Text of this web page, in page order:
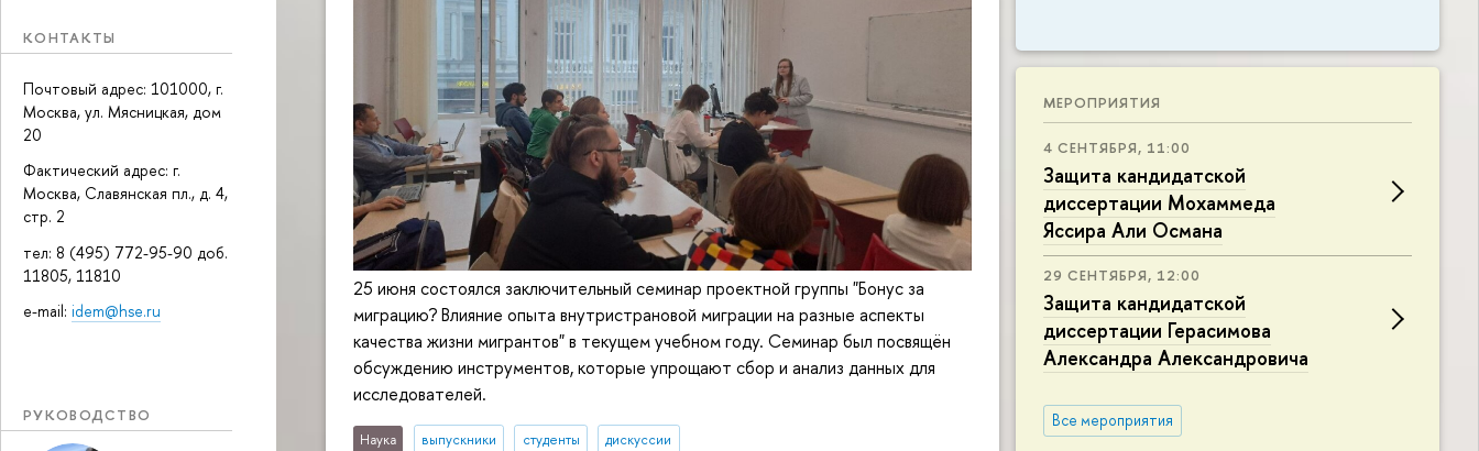
КОНТАКТЫ
Почтовый адрес: 101000, г.
Москва, ул. Мясницкая, дом
20
Фактический адрес: г.
Москва, Славянская пл., д. 4,
стр. 2
тел: 8 (495) 772-95-90 доб.
11805, 11810
e-mail: idem@hse.ru
РУКОВОДСТВО
МЕРОПРИЯТИЯ
4 СЕНТЯБРЯ, 11:00
Защита кандидатской
диссертации Мохаммеда
Яссира Али Османа
29 СЕНТЯБРЯ, 12:00
Защита кандидатской
диссертации Герасимова
Александра Александровича
Все мероприятия
25 июня состоялся заключительный семинар проектной группы "Бонус за
миграцию? Влияние опыта внутристрановой миграции на разные аспекты
качества жизни мигрантов" в текущем учебном году. Семинар был посвящён
обсуждению инструментов, которые упрощают сбор и анализ данных для
исследователей.
Наука выпускники студенты дискуссии